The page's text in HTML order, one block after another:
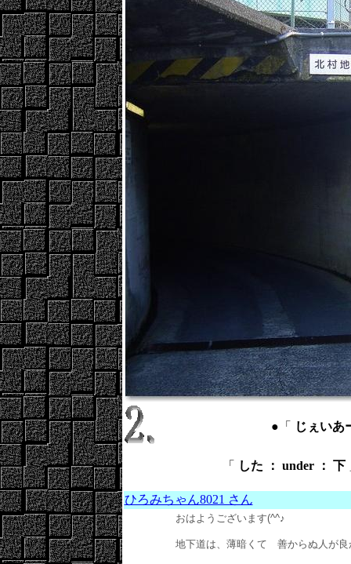
●「 じぇいあ
「 した ： under ： 下
ひろみちゃん8021 さん
おはようございます(^^♪
地下道は、薄暗くて 善からぬ人が良